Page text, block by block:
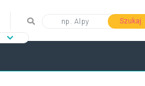
Szukaj